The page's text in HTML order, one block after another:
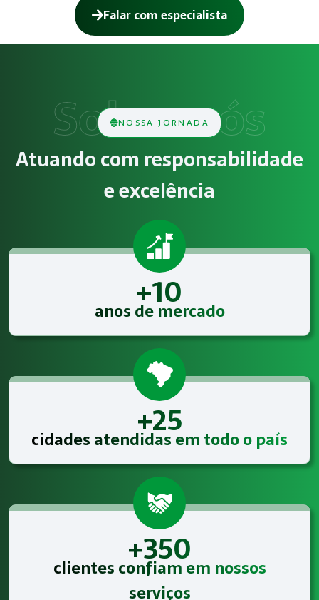
Falar com especialista
Como funciona NR-12 – Segurança
Obrigatoriedade legal
Empresas que exercem atividades com exposição a riscos
Atendimento especializado
A Megatrab - Engenharia de Segurança do Trabalho
NOSSA JORNADA
Atuando com responsabilidade
e excelência
+10
anos de mercado
+25
cidades atendidas em todo o país
+350
clientes confiam em nossos
serviços